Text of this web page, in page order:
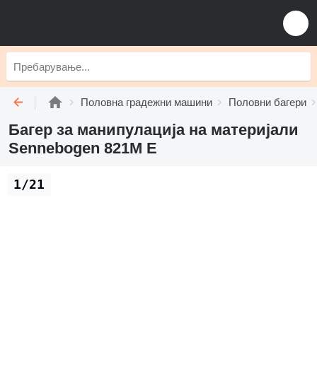
Половна градежни машини Половни багери
Багер за манипулација на материјали
Sennebogen 821M E
1/21